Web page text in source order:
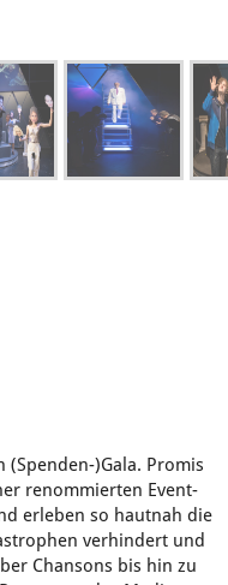
)Gala. Promis
renommierten Event-
erleben so hautnah die
verhindert und
Chansons bis hin zu